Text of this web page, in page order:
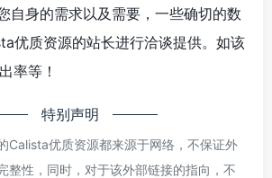
自身的需求以及需要，一些确切的数
优质资源的站长进行洽谈提供。如该
率等！
特别声明
Calista优质资源都来源于网络，不保证外
整性，同时，对于该外部链接的指向，不